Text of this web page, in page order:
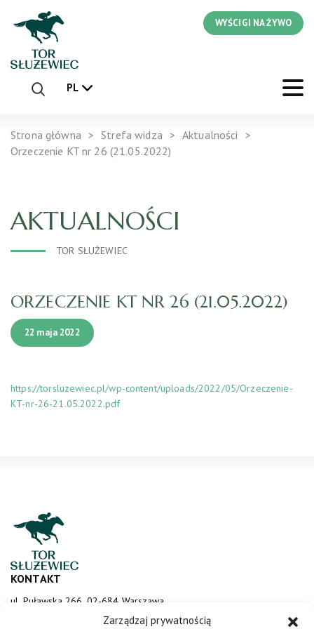
Zarządzaj prywatnością
WYŚCIGI NA ŻYWO
PL
Strona główna Strefa widza
Aktualności
Orzeczenie KT nr 26 (21.05.2022)
AKTUALNOŚCI
TOR SŁUŻEWIEC
ORZECZENIE KT NR 26 (21.05.2022)
22 maja 2022
https://torsluzewiec.pl/wp-content/uploads/2022/05/Orzeczenie-
KT-nr-26-21.05.2022.pdf
KONTAKT
ul. Puławska 266, 02-684 Warszawa
sluzewiec@totalizator.pl